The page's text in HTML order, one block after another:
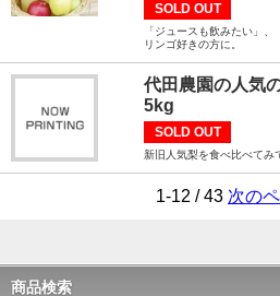
SOLD OUT
「ジュースも飲みたい」
リンゴ好きの方に。
代田農園の人気
5kg
SOLD OUT
新旧人気梨を食べ比べてみ
1-12 / 43 次の
商品検索